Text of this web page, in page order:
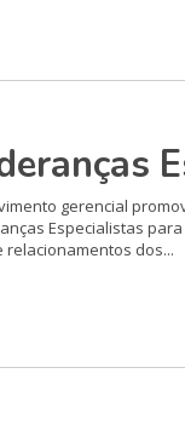
gerencial
Especialistas
relaciona­mentos dos...